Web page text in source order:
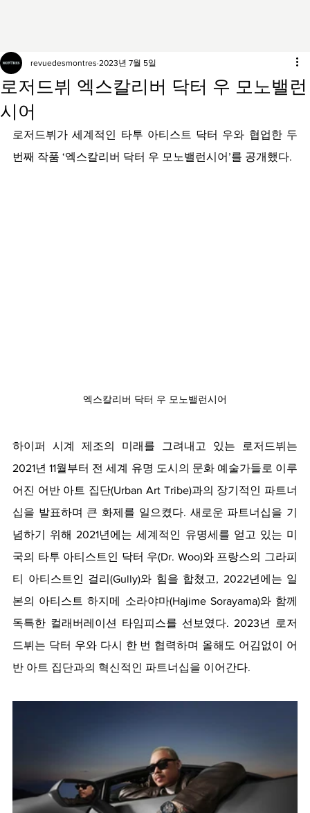
로저드뷔 엑스칼리버 닥터 우 모노밸런
시어
revuedesmontres 2023년 7월 5일
로저드뷔가 세계적인 타투 아티스트 닥터 우와 협업한 두
번째 작품 ‘엑스칼리버 닥터 우 모노밸런시어’를 공개했다.
엑스칼리버 닥터 우 모노밸런시어
하이퍼 시계 제조의 미래를 그려내고 있는 로저드뷔는
2021년 11월부터 전 세계 유명 도시의 문화 예술가들로 이루
어진 어반 아트 집단(Urban Art Tribe)과의 장기적인 파트너
십을 발표하며 큰 화제를 일으켰다. 새로운 파트너십을 기
념하기 위해 2021년에는 세계적인 유명세를 얻고 있는 미
국의 타투 아티스트인 닥터 우(Dr. Woo)와 프랑스의 그라피
티 아티스트인 걸리(Gully)와 힘을 합쳤고, 2022년에는 일
본의 아티스트 하지메 소라야마(Hajime Sorayama)와 함께
독특한 컬래버레이션 타임피스를 선보였다. 2023년 로저
드뷔는 닥터 우와 다시 한 번 협력하며 올해도 어김없이 어
반 아트 집단과의 혁신적인 파트너십을 이어간다.